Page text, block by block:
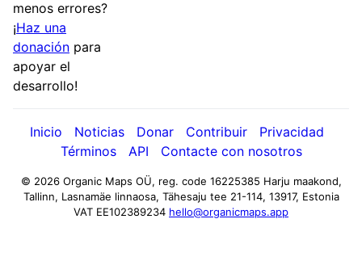
menos errores?
¡Haz una
donación para
apoyar el
desarrollo!
Inicio Noticias Donar Contribuir
Privacidad
Términos
API Contacte con nosotros
© 2026 Organic Maps OÜ, reg. code 16225385 Harju maakond,
Tallinn, Lasnamäe linnaosa, Tähesaju tee 21-114, 13917, Estonia
VAT EE102389234 hello@organicmaps.app